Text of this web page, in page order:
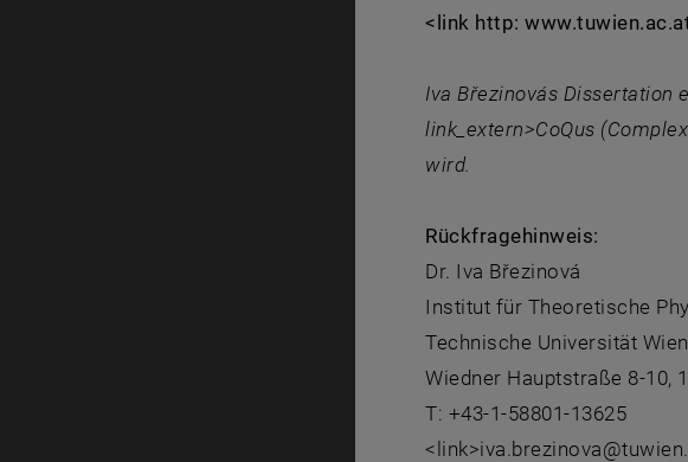
<link http:
Iva Březinovás Dissertation
link_extern>CoQus
wird.
Rückfragehinweis:
Dr. Iva Březinová
Institut für Theoretische
Technische Universität Wien
Wiedner Hauptstraße 8-10,
T: +43-1-58801-13625